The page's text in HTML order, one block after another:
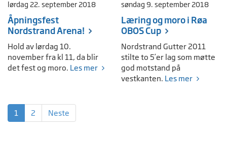
lørdag 22. september 2018
Åpningsfest
Nordstrand Arena!
Hold av lørdag 10.
november fra kl 11, da blir
det fest og moro. Les mer
søndag 9. september 2018
Læring og moro i Røa
OBOS Cup
Nordstrand Gutter 2011
stilte to 5’er lag som møtte
god motstand på
vestkanten. Les mer
1 2 Neste